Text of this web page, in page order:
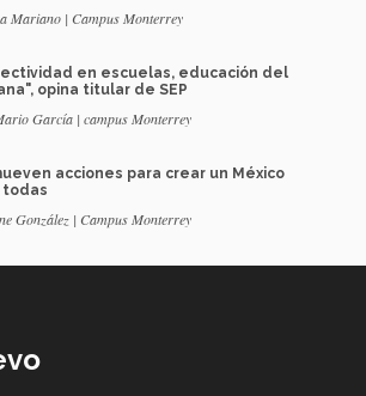
Mariano | Campus Monterrey
en escuelas, educación del
opina titular de SEP
García | campus Monterrey
acciones para crear un México
todas
González | Campus Monterrey